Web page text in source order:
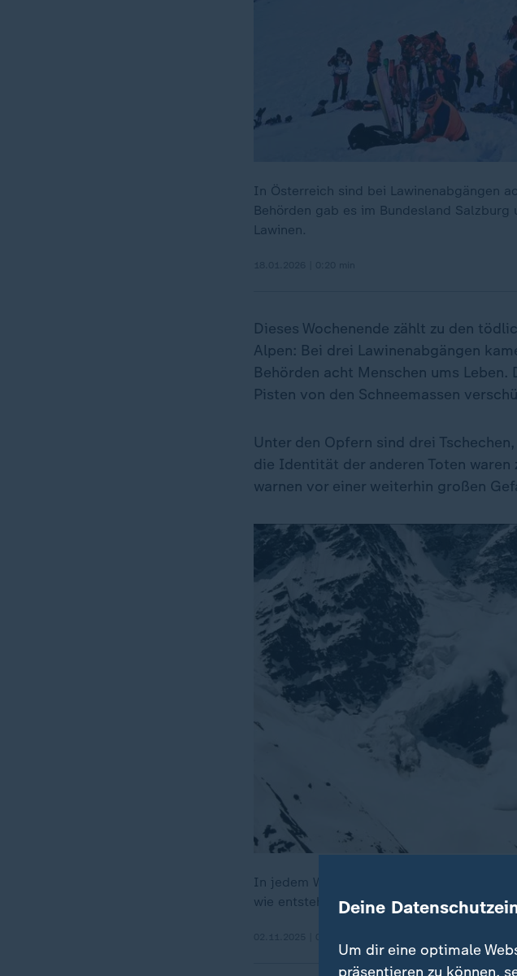
In Österreich sind bei Lawinenabgängen
Behörden gab es im Bundesland
Lawinen.
Dieses Wochenende zählt zu den
Alpen: Bei drei Lawinenabgängen
Behörden acht Menschen ums
Pisten von den Schneemassen
Unter den Opfern sind drei
die Identität der anderen Toten
warnen vor einer weiterhin großen
In jedem Winter werden bei
wie entstehen Lawinen überhaupt?
Deine
Um dir eine optimale
präsentieren zu können,